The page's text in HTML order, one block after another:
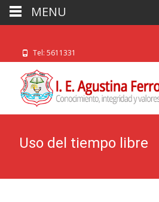
Tel: 5611331
Uso del tiempo libre
MENU